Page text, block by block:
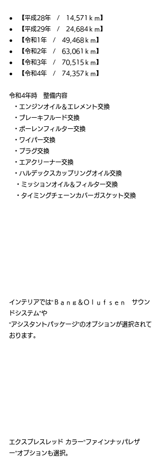
●　【平成28年　/　14,571ｋｍ】
●　【平成29年　/　24,684ｋｍ】
●　【令和1年　/　49,468ｋｍ】
●　【令和2年　/　63,061ｋｍ】
●　【令和3年　/　70,515ｋｍ】
●　【令和4年　/　74,357ｋｍ】
令和4年時　整備内容
  ・エンジンオイル＆エレメント交換
  ・ブレーキフルード交換
  ・ポーレンフィルター交換
  ・ワイパー交換
  ・プラグ交換
  ・エアクリーナー交換
  ・ハルデックスカップリングオイル交換
・ミッションオイル＆フィルター交換
・タイミングチェーンカバーガスケット交換
インテリアでは“Ｂａｎｇ＆Ｏｌｕｆｓｅｎ　サウン
ドシステム”や
“アシスタントパッケージ”のオプションが選択されて
おります。
エクスプレスレッド カラー“ファインナッパレザ
ー”オプションも選択。